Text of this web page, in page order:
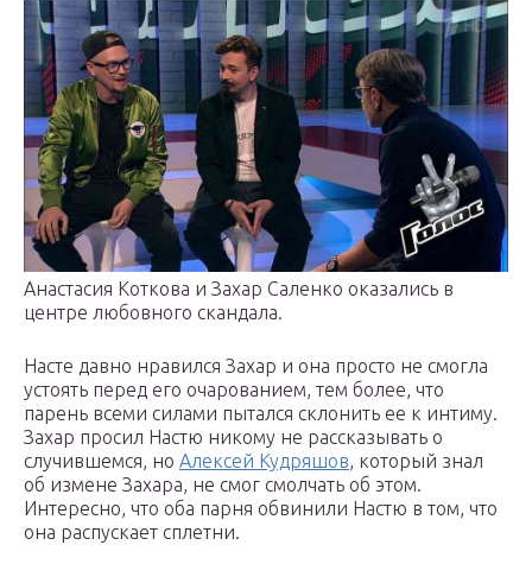
Анастасия Коткова и Захар Саленко оказались в
центре любовного скандала.
Насте давно нравился Захар и она просто не смогла
устоять перед его очарованием, тем более, что
парень всеми силами пытался склонить ее к интиму.
Захар просил Настю никому не рассказывать о
случившемся, но Алексей Кудряшов, который знал
об измене Захара, не смог смолчать об этом.
Интересно, что оба парня обвинили Настю в том, что
она распускает сплетни.